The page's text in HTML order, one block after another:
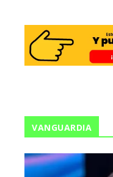
VANGUARDIA